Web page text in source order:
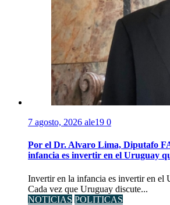
7 agosto, 2026 ale19 0
Por el Dr. Alvaro Lima, Diputafo
infancia es invertir en el Uruguay
Invertir en la infancia es invertir en el
Cada vez que Uruguay discute...
NOTICIAS POLITICAS